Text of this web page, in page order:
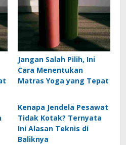
Jangan Salah Pilih, Ini
Cara Menentukan
Matras Yoga yang Tepat
Kenapa Jendela Pesawat
Tidak Kotak? Ternyata
Ini Alasan Teknis di
Baliknya